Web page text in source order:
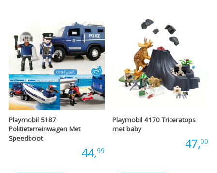
Playmobil 5187
Politieterreinwagen Met
Speedboot
44,99
Playmobil 4170 Triceratops
met baby
47,00